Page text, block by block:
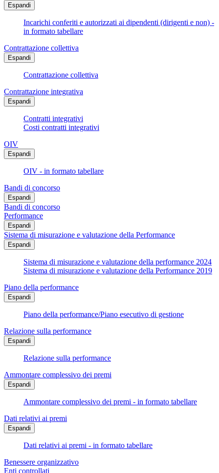
Espandi
Incarichi conferiti e autorizzati ai dipendenti (dirigenti e non) -
in formato tabellare
Contrattazione collettiva
Espandi
Contrattazione collettiva
Contrattazione integrativa
Espandi
Contratti integrativi
Costi contratti integrativi
OIV
Espandi
OIV - in formato tabellare
Bandi di concorso
Espandi
Bandi di concorso
Performance
Espandi
Sistema di misurazione e valutazione della Performance
Espandi
Sistema di misurazione e valutazione della performance 2024
Sistema di misurazione e valutazione della Performance 2019
Piano della performance
Espandi
Piano della performance/Piano esecutivo di gestione
Relazione sulla performance
Espandi
Relazione sulla performance
Ammontare complessivo dei premi
Espandi
Ammontare complessivo dei premi - in formato tabellare
Dati relativi ai premi
Espandi
Dati relativi ai premi - in formato tabellare
Benessere organizzativo
Enti controllati